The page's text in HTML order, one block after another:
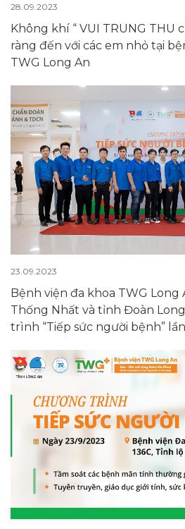
28.09.2023
Không khí “ VUI TRUNG THU
ràng đến với các em nhỏ tại
TWG Long An
23.09.2023
Bệnh viện đa khoa TWG Long
Thống Nhất và tỉnh Đoàn
trình “Tiếp sức người bệnh”